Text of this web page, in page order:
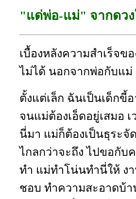
"แด่พ่อ-แม่" จากดว
เบื้องหลังความสำเร็จข
ไม่ได้ นอกจากพ่อกับแ
ตั้งแต่เล็ก ฉันเป็นเด็กขี้
จนแม่ต้องเอ็ดอยู่เสมอ
นี่มา แม่ก็ต้องเป็นธุระจั
ไกลกว่าจะถึง ไปขอกั
ทำ แม่ทำโน่นทำนี่ให้ ง
ชอบ ทำความสะอาดบ้